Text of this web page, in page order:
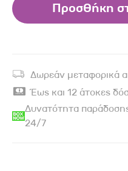
Προσθήκη
Δωρεάν μεταφορικά
Έως και 12 άτοκες
Δυνατότητα
24/7